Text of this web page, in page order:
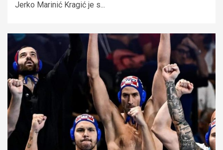
Jerko Marinić Kragić je s...